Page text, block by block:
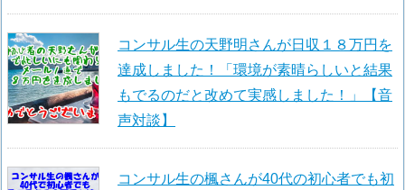
コンサル生の天野明さんが日収１８万円を
達成しました！「環境が素晴らしいと結果
もでるのだと改めて実感しました！」【音
声対談】
コンサル生の楓さんが40代の初心者でも初